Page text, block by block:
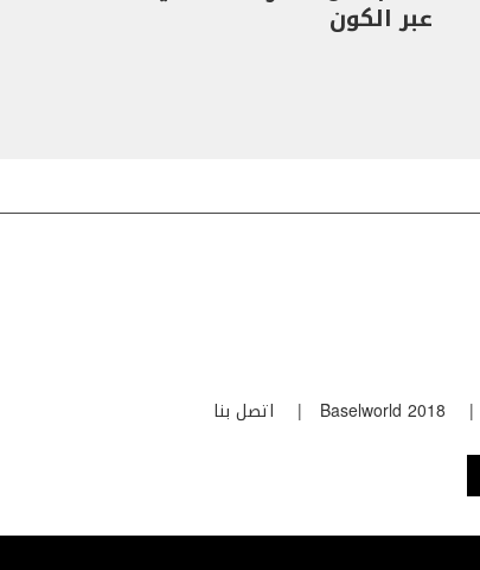
عبر الكون
Baselworld 2018
اتصل بنا